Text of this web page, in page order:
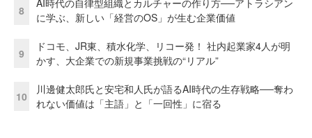
8
AI時代の自律型組織とカルチャーの作り方──アトラシアン
に学ぶ、新しい「経営のOS」が生む企業価値
9
ドコモ、JR東、積水化学、リコー発！ 社内起業家4人が明
かす、大企業での新規事業挑戦の“リアル”
10
川邊健太郎氏と安宅和人氏が語るAI時代の生存戦略──奪わ
れない価値は「主語」と「一回性」に宿る